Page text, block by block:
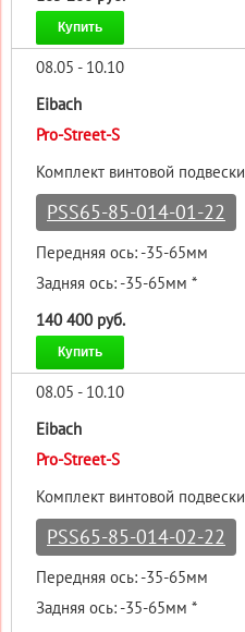
Купить
08.05 - 10.10
Eibach
Pro-Street-S
Комплект винтовой подвески
PSS65-85-014-01-22
Передняя ось: -35-65мм
Задняя ось: -35-65мм *
140 400 руб.
Купить
08.05 - 10.10
Eibach
Pro-Street-S
Комплект винтовой подвески
PSS65-85-014-02-22
Передняя ось: -35-65мм
Задняя ось: -35-65мм *